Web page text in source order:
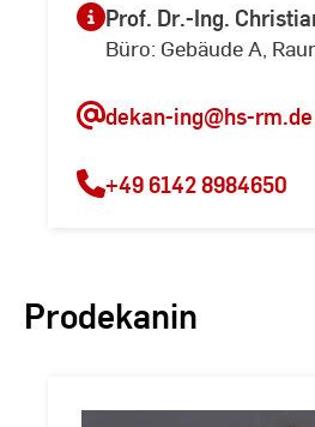
Prof. Dr.-Ing.
Büro: Gebäude A,
dekan-ing@hs-rm.de
+49 6142 8984650
Prodekanin